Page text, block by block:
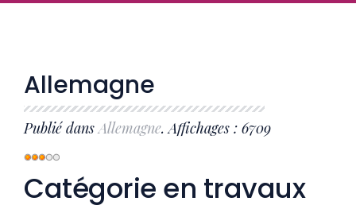
Allemagne
Publié dansAllemagne. Affichages : 6709
Vote
utilisateur:3 /5
Catégorie en travaux